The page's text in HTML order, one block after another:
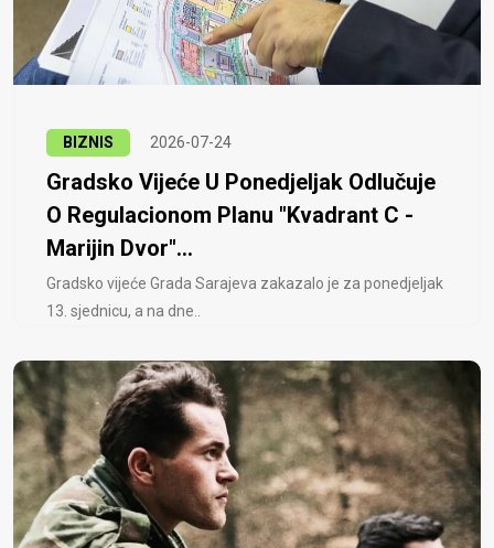
BIZNIS 2026-07-24
Gradsko Vijeće U Ponedjeljak Odlučuje
O Regulacionom Planu "Kvadrant C -
Marijin Dvor"...
Gradsko vijeće Grada Sarajeva zakazalo je za ponedjeljak
13. sjednicu, a na dne..